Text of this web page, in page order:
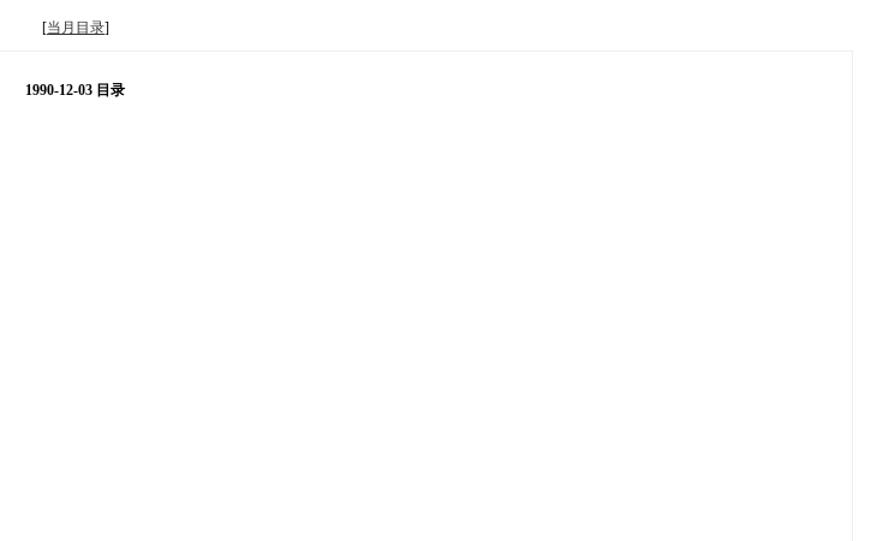
[当月目录]
1990-12-03 目录